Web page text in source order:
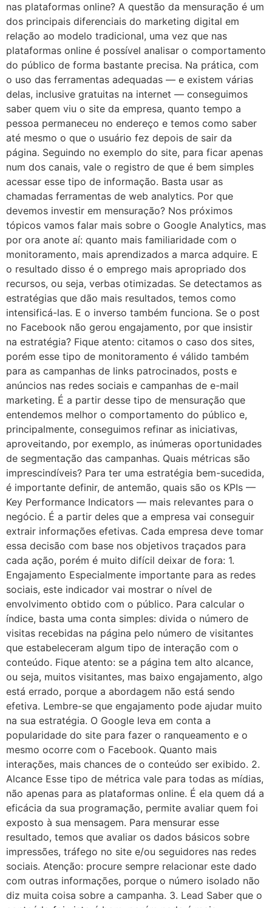
nas plataformas online? A questão da mensuração é um
dos principais diferenciais do marketing digital em
relação ao modelo tradicional, uma vez que nas
plataformas online é possível analisar o comportamento
do público de forma bastante precisa. Na prática, com
o uso das ferramentas adequadas — e existem várias
delas, inclusive gratuitas na internet — conseguimos
saber quem viu o site da empresa, quanto tempo a
pessoa permaneceu no endereço e temos como saber
até mesmo o que o usuário fez depois de sair da
página. Seguindo no exemplo do site, para ficar apenas
num dos canais, vale o registro de que é bem simples
acessar esse tipo de informação. Basta usar as
chamadas ferramentas de web analytics. Por que
devemos investir em mensuração? Nos próximos
tópicos vamos falar mais sobre o Google Analytics, mas
por ora anote aí: quanto mais familiaridade com o
monitoramento, mais aprendizados a marca adquire. E
o resultado disso é o emprego mais apropriado dos
recursos, ou seja, verbas otimizadas. Se detectamos as
estratégias que dão mais resultados, temos como
intensificá-las. E o inverso também funciona. Se o post
no Facebook não gerou engajamento, por que insistir
na estratégia? Fique atento: citamos o caso dos sites,
porém esse tipo de monitoramento é válido também
para as campanhas de links patrocinados, posts e
anúncios nas redes sociais e campanhas de e-mail
marketing. É a partir desse tipo de mensuração que
entendemos melhor o comportamento do público e,
principalmente, conseguimos refinar as iniciativas,
aproveitando, por exemplo, as inúmeras oportunidades
de segmentação das campanhas. Quais métricas são
imprescindíveis? Para ter uma estratégia bem-sucedida,
é importante definir, de antemão, quais são os KPIs —
Key Performance Indicators — mais relevantes para o
negócio. É a partir deles que a empresa vai conseguir
extrair informações efetivas. Cada empresa deve tomar
essa decisão com base nos objetivos traçados para
cada ação, porém é muito difícil deixar de fora: 1.
Engajamento Especialmente importante para as redes
sociais, este indicador vai mostrar o nível de
envolvimento obtido com o público. Para calcular o
índice, basta uma conta simples: divida o número de
visitas recebidas na página pelo número de visitantes
que estabeleceram algum tipo de interação com o
conteúdo. Fique atento: se a página tem alto alcance,
ou seja, muitos visitantes, mas baixo engajamento, algo
está errado, porque a abordagem não está sendo
efetiva. Lembre-se que engajamento pode ajudar muito
na sua estratégia. O Google leva em conta a
popularidade do site para fazer o ranqueamento e o
mesmo ocorre com o Facebook. Quanto mais
interações, mais chances de o conteúdo ser exibido. 2.
Alcance Esse tipo de métrica vale para todas as mídias,
não apenas para as plataformas online. É ela quem dá a
eficácia da sua programação, permite avaliar quem foi
exposto à sua mensagem. Para mensurar esse
resultado, temos que avaliar os dados básicos sobre
impressões, tráfego no site e/ou seguidores nas redes
sociais. Atenção: procure sempre relacionar este dado
com outras informações, porque o número isolado não
diz muita coisa sobre a campanha. 3. Lead Saber que o